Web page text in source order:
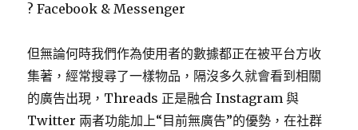
? Facebook & Messenger
但無論何時我們作為使用者的數據都正在被平台方收
集著，經常搜尋了一樣物品，隔沒多久就會看到相關
的廣告出現，Threads 正是融合 Instagram 與
Twitter 兩者功能加上“目前無廣告”的優勢，在社群